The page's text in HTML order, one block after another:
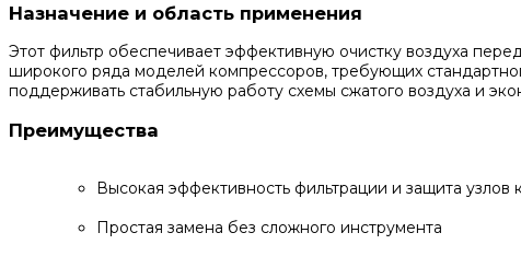
Назначение и область применения
Этот фильтр обеспечивает эффективную очистку воздуха
широкого ряда моделей компрессоров, требующих
поддерживать стабильную работу схемы сжатого воздуха и
Преимущества
Высокая эффективность фильтрации и защита узлов
Простая замена без сложного инструмента